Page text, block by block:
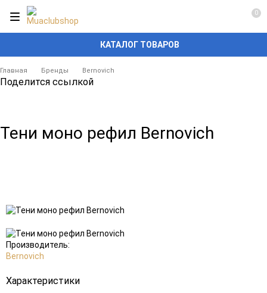
КАТАЛОГ ТОВАРОВ
0
Главная Бренды Bernovich
Поделится ссылкой
Тени моно рефил Bernovich
в
избранное
к
сравнению
Производитель:
Bernovich
Характеристики